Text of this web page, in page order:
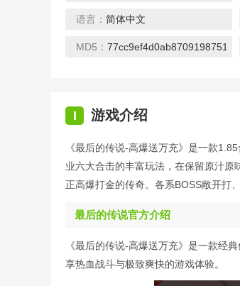
语言： 简体中文
MD5：
I 游戏介绍
《最后的传说-高爆送万充》是一款
业六大合击的丰富玩法，在保留原汁
正高爆打金的传奇。各系BOSS敞开打
最后的传说官方介绍
《最后的传说-高爆送万充》是一款经
享热血战斗与极致爽快的游戏体验。
下载
仙境
下载